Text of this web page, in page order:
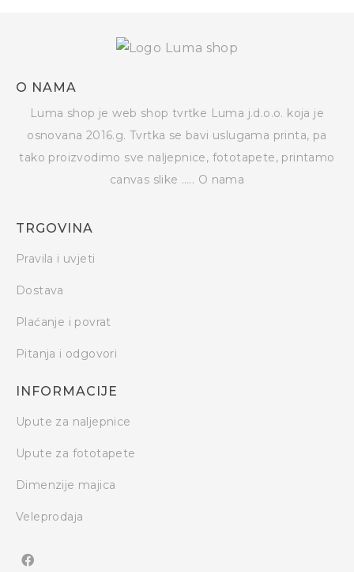
O NAMA
Luma shop je web shop tvrtke Luma j.d.o.o. koja je
osnovana 2016.g. Tvrtka se bavi uslugama printa, pa
tako proizvodimo sve naljepnice, fototapete, printamo
canvas slike ….. O nama
TRGOVINA
Pravila i uvjeti
Dostava
Plaćanje i povrat
Pitanja i odgovori
INFORMACIJE
Upute za naljepnice
Upute za fototapete
Dimenzije majica
Veleprodaja